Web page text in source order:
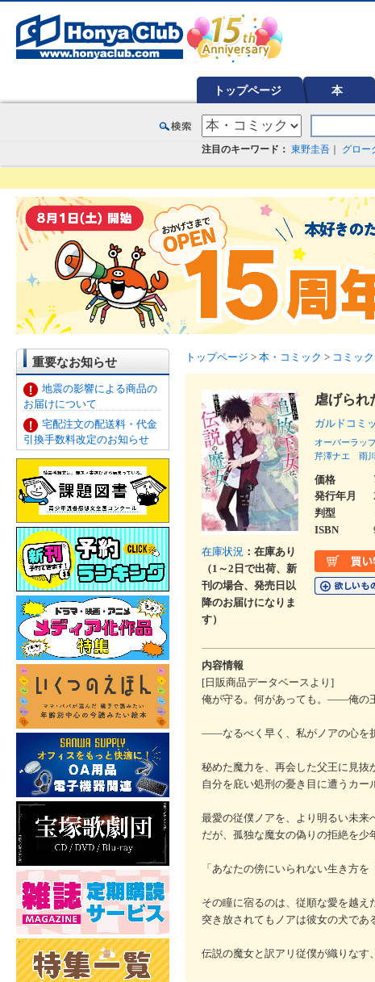
トップページ 本
注目のキーワード： 東野圭吾 グロー
重要なお知らせ
地震の影響による商品の
お届けについて
宅配注文の配送料・代金
引換手数料改定のお知らせ
トップページ > 本・コミック > コミック
在庫状況 ：在庫あり
（1～2日で出荷、新
刊の場合、発売日以
降のお届けになりま
す）
虐げら
ガルドコミ
オーバーラッ
芹澤ナエ
雨
価格
発行年月
判型
ISBN
内容情報
[日販商品データベースより]
俺が守る。何があっても。――俺の
――なるべく早く、私がノアの心を
秘めた魔力を、再会した父王に見抜
自分を庇い処刑の憂き目に遭うカ
最愛の従僕ノアを、より明るい未来
だが、孤独な魔女の偽りの拒絶を少
「あなたの傍にいられない生き方
その瞳に宿るのは、従順な愛を越え
突き放されてもノアは彼女の犬で
伝説の魔女と訳アリ従僕が織りなす